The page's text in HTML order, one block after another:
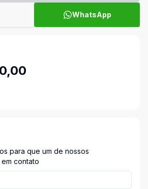
WhatsApp
para que um de nossos
contato